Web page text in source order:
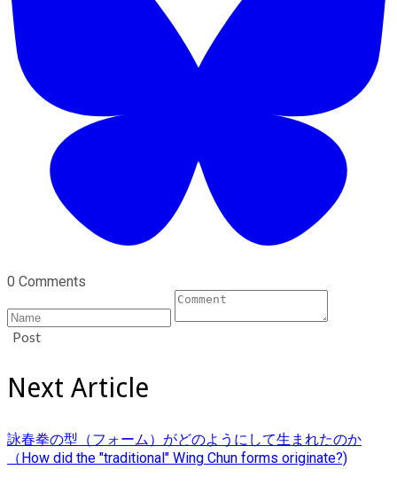
0 Comments
Post
Next Article
詠春拳の型（フォーム）がどのようにして生まれたのか
（How did the "traditional" Wing Chun forms originate?)